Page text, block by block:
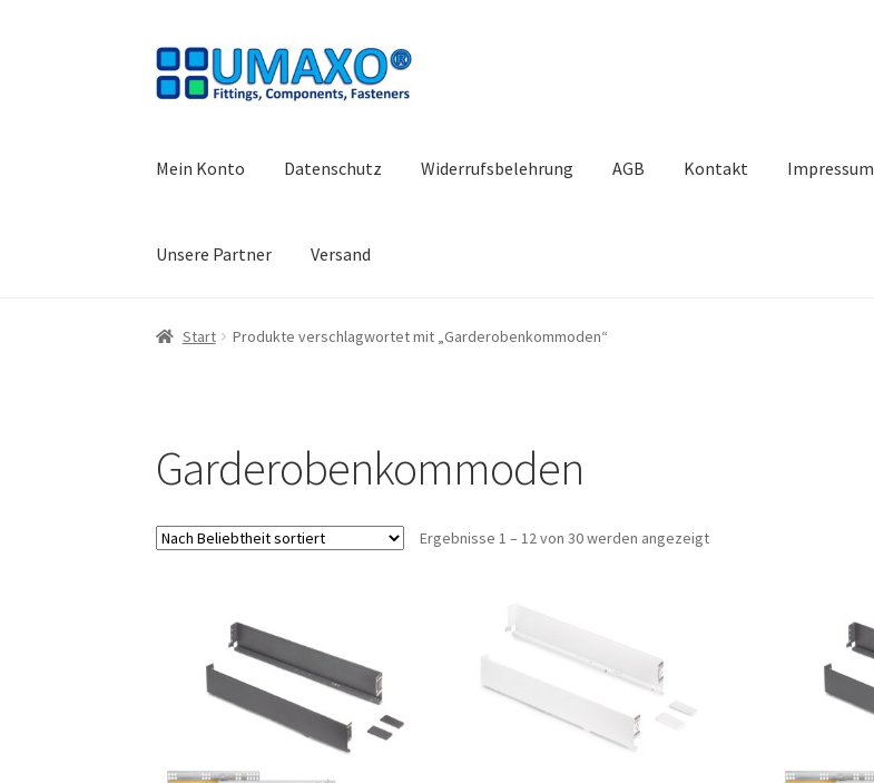
Zur
Navigation
Zum
Inhalt
Mein Konto Datenschutz Widerrufsbelehrung AGB Kontakt Impressum
Unsere Partner Versand
Start AGB Datenschutz Impressum Kasse Kontakt Mein Konto
Start Produkte verschlagwortet mit „Garderobenkommoden“
Garderobenkommoden
Ergebnisse 1 – 12 von 30 werden angezeigtNach